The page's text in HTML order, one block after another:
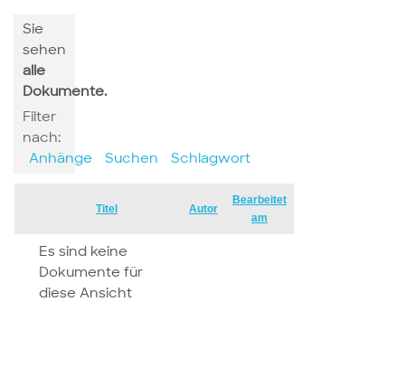
Sie
sehen
alle
Dokumente.
Filter
nach:
Anhänge
Suchen Schlagwort
Titel Autor
Bearbeitet
am
Es sind keine
Dokumente für
diese Ansicht